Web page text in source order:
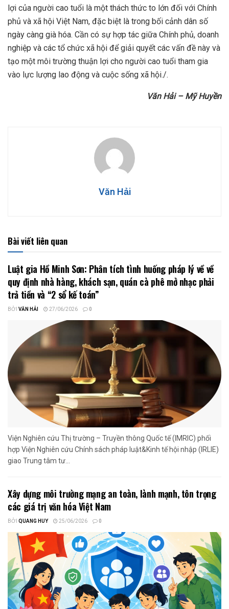
lợi của người cao tuổi là một thách thức to lớn đối với Chính
phủ và xã hội Việt Nam, đặc biệt là trong bối cảnh dân số
ngày càng già hóa. Cần có sự hợp tác giữa Chính phủ, doanh
nghiệp và các tổ chức xã hội để giải quyết các vấn đề này và
tạo một môi trường thuận lợi cho người cao tuổi tham gia
vào lực lượng lao động và cuộc sống xã hội./.
Văn Hải – Mỹ Huyền
Văn Hải
Bài viết liên quan
Luật gia Hồ Minh Sơn: Phân tích tình huống pháp lý về về
quy định nhà hàng, khách sạn, quán cà phê mở nhạc phải
trả tiền và “2 sổ kế toán”
BỞI VĂN HẢI 27/06/2026 0
Viện Nghiên cứu Thị trường – Truyền thông Quốc tế (IMRIC) phối
hợp Viện Nghiên cứu Chính sách pháp luật&Kinh tế hội nhập (IRLIE)
giao Trung tâm tư...
Xây dựng môi trường mạng an toàn, lành mạnh, tôn trọng
các giá trị văn hóa Việt Nam
BỞI QUANG HUY 25/06/2026 0